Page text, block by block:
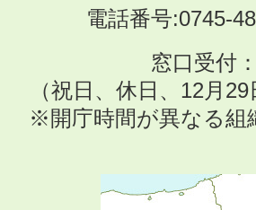
電話番号:0745-
窓口受付
（祝日、休日、12月
※開庁時間が異なる組